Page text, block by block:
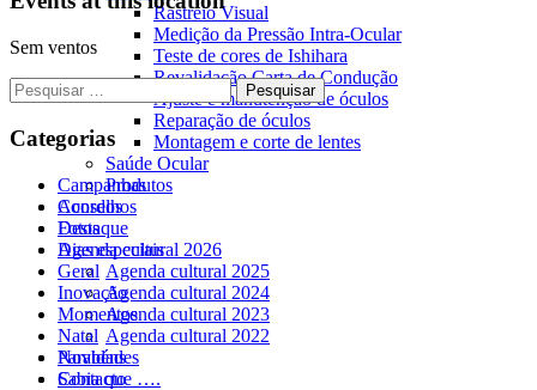
Rastreio Visual
Medição da Pressão Intra-Ocular
Teste de cores de Ishihara
Revalidação Carta de Condução
Ajuste e manutenção de óculos
Reparação de óculos
Montagem e corte de lentes
Saúde Ocular
Produtos
Acordos
Fotos
Agenda cultural 2026
Agenda cultural 2025
Agenda cultural 2024
Agenda cultural 2023
Agenda cultural 2022
Novidades
Contacto
Sem ventos
Pesquisar
por:
Categorias
Campanhas
Conselhos
Destaque
Dias especiais
Geral
Inovação
Momentos
Natal
Parabéns
Sabia que ….